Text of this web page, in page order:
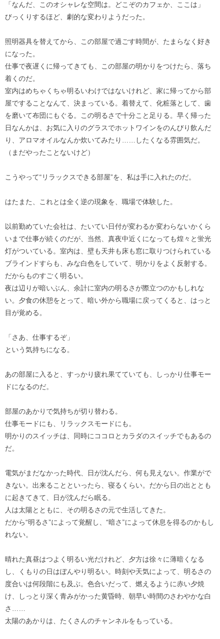
「なんだ、このオシャレな空間は。どこぞのカフェか、ここは」
びっくりするほど、劇的な変わりようだった。
照明器具を替えてから、この部屋で過ごす時間が、たまらなく好き
になった。
仕事で夜遅くに帰ってきても、この部屋の明かりをつけたら、落ち
着くのだ。
室内はめちゃくちゃ明るいわけではないけれど、家に帰ってから部
屋ですることなんて、決まっている。着替えて、化粧落として、歯
を磨いて布団にもぐる。この明るさで十分こと足りる。早く帰った
日なんかは、お気に入りのグラスでホットワインをのんびり飲んだ
り、アロマオイルなんか炊いてみたり……したくなる雰囲気だ。
（まだやったことないけど）
こうやって“リラックスできる部屋”を、私は手に入れたのだ。
はたまた、これとは全く逆の現象を、職場で体験した。
以前勤めていた会社は、たいてい日付が変わるか変わらないかくら
いまで仕事が続くのだが、当然、真夜中近くになっても煌々と蛍光
灯がついている。室内は、壁も天井も床も窓に取りつけられている
ブラインドすらも、みな白色をしていて、明かりをよく反射する。
だからものすごく明るい。
夜は辺りが暗いぶん、余計に室内の明るさが際立つのかもしれな
い。夕食の休憩をとって、暗い外から職場に戻ってくると、はっと
目が覚める。
「さあ、仕事するぞ」
という気持ちになる。
あの部屋に入ると、すっかり疲れ果てていても、しっかり仕事モー
ドになるのだ。
部屋のあかりで気持ちが切り替わる。
仕事モードにも、リラックスモードにも。
明かりのスイッチは、同時にココロとカラダのスイッチでもあるの
だ。
電気がまだなかった時代、日が沈んだら、何も見えない。作業がで
きない。出来ることといったら、寝るくらい。だから日の出ととも
に起きてきて、日が沈んだら眠る。
人は太陽とともに、その明るさの元で生活してきた。
だから“明るさ”によって覚醒し、“暗さ”によって休息を得るのかもし
れない。
晴れた真昼はつよく明るい光だけれど、夕方は徐々に薄暗くなる
し、くもりの日はぼんやり明るい。時刻や天気によって、明るさの
度合いは何段階にも及ぶ。色合いだって、燃えるように赤い夕焼
け、しっとり深く青みがかった黄昏時、朝早い時間のさわやかな白
さ……
太陽のあかりは、たくさんのチャンネルをもっている。